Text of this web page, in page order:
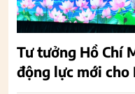
Tư tưởng Hồ Chí
động lực mới cho